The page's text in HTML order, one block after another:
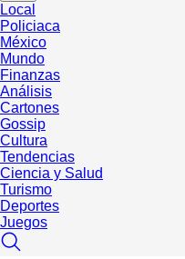
Local
Policiaca
México
Mundo
Finanzas
Análisis
Cartones
Gossip
Cultura
Tendencias
Ciencia y Salud
Turismo
Deportes
Juegos